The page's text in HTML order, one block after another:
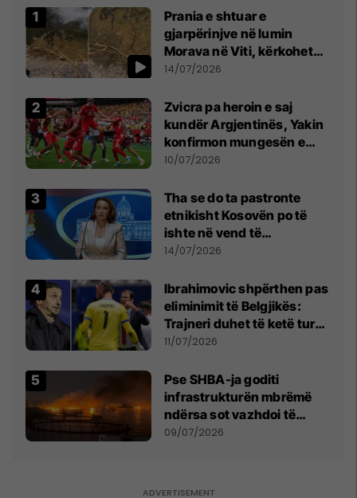
Prania e shtuar e
gjarpërinjve në lumin
Morava në Viti, kërkohet
kujdes nga qytetarët
14/07/2026
Zvicra pa heroin e saj
kundër Argjentinës, Yakin
konfirmon mungesën e
madhe
10/07/2026
Tha se do ta pastronte
etnikisht Kosovën po të
ishte në vend të
Millosheviqit, Lëvizja e
kërkon shkarkimin e
menjëhershëm të
Snezhana Paunoviq
14/07/2026
Ibrahimovic shpërthen pas
eliminimit të Belgjikës:
Trajneri duhet të ketë turp,
ai lojtar se meritoi të luante
11/07/2026
Pse SHBA-ja goditi
infrastrukturën mbrëmë
ndërsa sot vazhdoi të
zmbrapsë sulmet iraniane
09/07/2026